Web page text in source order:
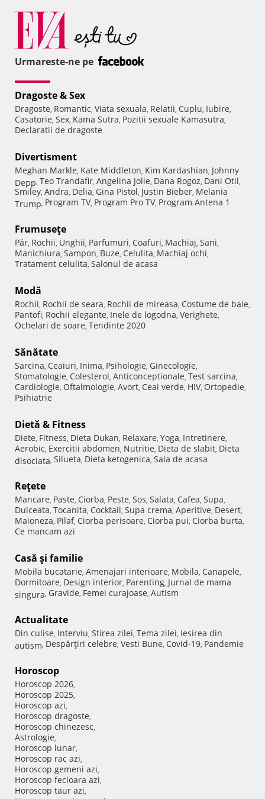
Urmareste-ne pe
Dragoste & Sex
Dragoste, Romantic, Viata sexuala, Relatii, Cuplu, Iubire,
Casatorie, Sex, Kama Sutra, Pozitii sexuale Kamasutra,
Declaratii de dragoste
Divertisment
Meghan Markle, Kate Middleton, Kim Kardashian, Johnny
Depp, Teo Trandafir, Angelina Jolie, Dana Rogoz, Dani Otil,
Smiley, Andra, Delia, Gina Pistol, Justin Bieber, Melania
Trump, Program TV, Program Pro TV, Program Antena 1
Frumuseţe
Păr, Rochii, Unghii, Parfumuri, Coafuri, Machiaj, Sani,
Manichiura, Sampon, Buze, Celulita, Machiaj ochi,
Tratament celulita, Salonul de acasa
Modă
Rochii, Rochii de seara, Rochii de mireasa, Costume de baie,
Pantofi, Rochii elegante, Inele de logodna, Verighete,
Ochelari de soare, Tendinte 2020
Sănătate
Sarcina, Ceaiuri, Inima, Psihologie, Ginecologie,
Stomatologie, Colesterol, Anticonceptionale, Test sarcina,
Cardiologie, Oftalmologie, Avort, Ceai verde, HIV, Ortopedie,
Psihiatrie
Dietă & Fitness
Diete, Fitness, Dieta Dukan, Relaxare, Yoga, Intretinere,
Aerobic, Exercitii abdomen, Nutritie, Dieta de slabit, Dieta
disociata, Silueta, Dieta ketogenica, Sala de acasa
Reţete
Mancare, Paste, Ciorba, Peste, Sos, Salata, Cafea, Supa,
Dulceata, Tocanita, Cocktail, Supa crema, Aperitive, Desert,
Maioneza, Pilaf, Ciorba perisoare, Ciorba pui, Ciorba burta,
Ce mancam azi
Casă şi familie
Mobila bucatarie, Amenajari interioare, Mobila, Canapele,
Dormitoare, Design interior, Parenting, Jurnal de mama
singura, Gravide, Femei curajoase, Autism
Actualitate
Din culise, Interviu, Stirea zilei, Tema zilei, Iesirea din
autism, Despărţiri celebre, Vesti Bune, Covid-19, Pandemie
Horoscop
Horoscop 2026,
Horoscop 2025,
Horoscop azi,
Horoscop dragoste,
Horoscop chinezesc,
Astrologie,
Horoscop lunar,
Horoscop rac azi,
Horoscop gemeni azi,
Horoscop fecioara azi,
Horoscop taur azi,